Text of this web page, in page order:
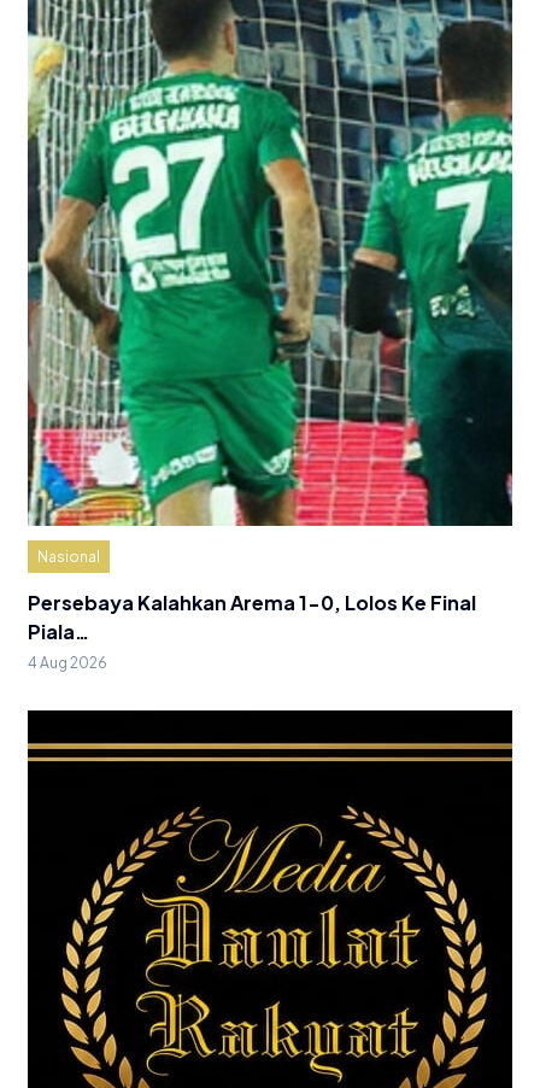
Nasional
Persebaya Kalahkan Arema 1-0, Lolos Ke Final
Piala…
4 Aug 2026